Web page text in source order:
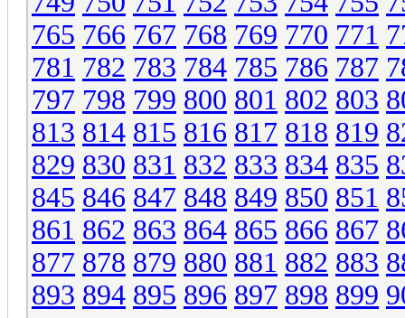
765 766 767 768 769 770 771
781 782 783 784 785 786 787
797 798 799 800 801 802 803
813 814 815 816 817 818 819
829 830 831 832 833 834 835
845 846 847 848 849 850 851
861 862 863 864 865 866 867
877 878 879 880 881 882 883
893 894 895 896 897 898 899